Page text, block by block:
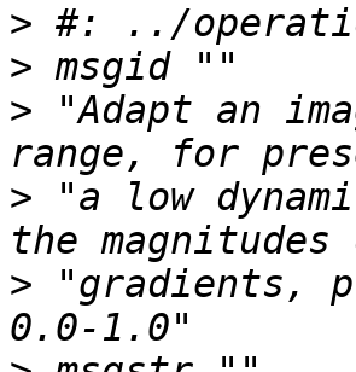
>
>
> "Adapt an
> "a low
> "gradients,